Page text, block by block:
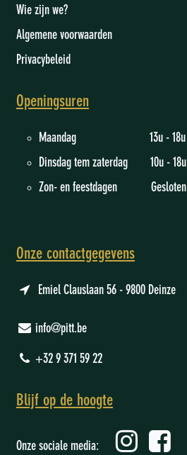
Wie zijn we?
Algemene voorwaarden
Privacybeleid
Openingsuren
Maandag 13u - 18u
Dinsdag tem zaterdag 10u - 18u
Zon- en feestdagen Gesloten
Onze contactgegevens
Emiel Clauslaan 56 - 9800 Deinze
info@pitt.be
+32 9 371 59 22
Blijf op de hoogte
Onze sociale media: